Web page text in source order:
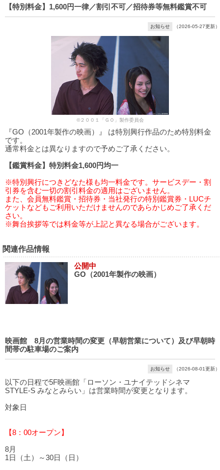
【特別料金】1,600円一律／割引不可／招待券等無料鑑賞不可
お知らせ （2026-05-27更新）
©２００１「ＧＯ」製作委員会
『GO（2001年製作の映画）』 は特別興行作品のため特別料金
です。
通常料金とは異なりますので予めご了承ください。
【鑑賞料金】特別料金1,600円均一
※特別興行につきどなた様も均一料金です。サービスデー・割
引券を含む一切の割引料金の適用はございません。
また、会員無料鑑賞・招待券・当社発行の特別鑑賞券・LUCチ
ケットなどもご利用いただけませんのであらかじめご了承くだ
さい。
※舞台挨拶等では料金等が上記と異なる場合がございます。
関連作品情報
公開中
GO（2001年製作の映画）
映画館 8月の営業時間の変更（早朝営業について）及び早朝時
間帯の駐車場のご案内
お知らせ （2026-08-01更新）
以下の日程で5F映画館「ローソン・ユナイテッドシネマ
STYLE-S みなとみらい」は営業時間が変更となります。
対象日
【8：00オープン】
8月
1日（土）～30日（日）